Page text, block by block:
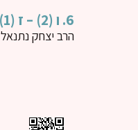
6. ו (2) – ז (1)
הרב יצחק נתנאל